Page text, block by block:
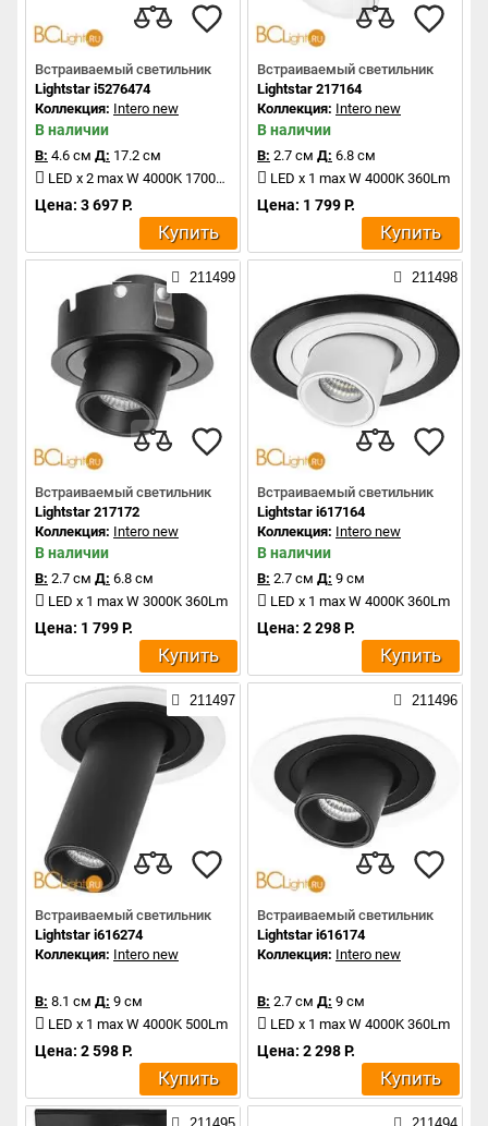
Встраиваемый светильник
Lightstar i5276474
Коллекция: Intero new
В наличии
В: 4.6 см Д: 17.2 см
LED x 2 max W 4000K 1700Lm
Цена: 3 697 Р.
Купить
Встраиваемый светильник
Lightstar 217164
Коллекция: Intero new
В наличии
В: 2.7 см Д: 6.8 см
LED x 1 max W 4000K 360Lm
Цена: 1 799 Р.
Купить
211499
Встраиваемый светильник
Lightstar 217172
Коллекция: Intero new
В наличии
В: 2.7 см Д: 6.8 см
LED x 1 max W 3000K 360Lm
Цена: 1 799 Р.
Купить
211498
Встраиваемый светильник
Lightstar i617164
Коллекция: Intero new
В наличии
В: 2.7 см Д: 9 см
LED x 1 max W 4000K 360Lm
Цена: 2 298 Р.
Купить
211497
Встраиваемый светильник
Lightstar i616274
Коллекция: Intero new
В: 8.1 см Д: 9 см
LED x 1 max W 4000K 500Lm
Цена: 2 598 Р.
Купить
211496
Встраиваемый светильник
Lightstar i616174
Коллекция: Intero new
В: 2.7 см Д: 9 см
LED x 1 max W 4000K 360Lm
Цена: 2 298 Р.
Купить